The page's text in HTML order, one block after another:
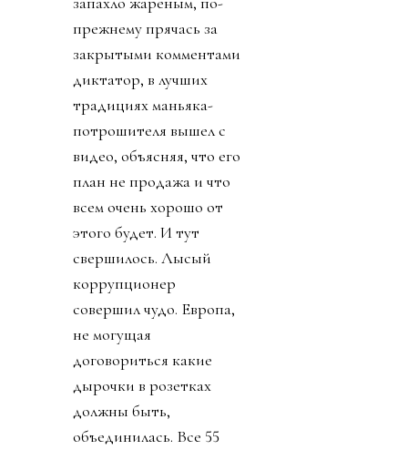
прежнему прячась за
закрытыми комментами
диктатор, в лучших
традициях маньяка-
потрошителя вышел с
видео, объясняя, что его
план не продажа и что
всем очень хорошо от
этого будет. И тут
свершилось. Лысый
коррупционер
совершил чудо. Европа,
не могущая
договориться какие
дырочки в розетках
должны быть,
объединилась. Все 55